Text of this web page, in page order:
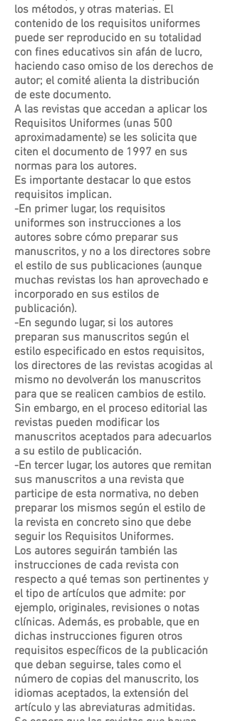
los métodos, y otras materias. El
contenido de los requisitos uniformes
puede ser reproducido en su totalidad
con fines educativos sin afán de lucro,
haciendo caso omiso de los derechos de
autor; el comité alienta la distribución
de este documento.
A las revistas que accedan a aplicar los
Requisitos Uniformes (unas 500
aproximadamente) se les solicita que
citen el documento de 1997 en sus
normas para los autores.
Es importante destacar lo que estos
requisitos implican.
-En primer lugar, los requisitos
uniformes son instrucciones a los
autores sobre cómo preparar sus
manuscritos, y no a los directores sobre
el estilo de sus publicaciones (aunque
muchas revistas los han aprovechado e
incorporado en sus estilos de
publicación).
-En segundo lugar, si los autores
preparan sus manuscritos según el
estilo especificado en estos requisitos,
los directores de las revistas acogidas al
mismo no devolverán los manuscritos
para que se realicen cambios de estilo.
Sin embargo, en el proceso editorial las
revistas pueden modificar los
manuscritos aceptados para adecuarlos
a su estilo de publicación.
-En tercer lugar, los autores que remitan
sus manuscritos a una revista que
participe de esta normativa, no deben
preparar los mismos según el estilo de
la revista en concreto sino que debe
seguir los Requisitos Uniformes.
Los autores seguirán también las
instrucciones de cada revista con
respecto a qué temas son pertinentes y
el tipo de artículos que admite: por
ejemplo, originales, revisiones o notas
clínicas. Además, es probable, que en
dichas instrucciones figuren otros
requisitos específicos de la publicación
que deban seguirse, tales como el
número de copias del manuscrito, los
idiomas aceptados, la extensión del
artículo y las abreviaturas admitidas.